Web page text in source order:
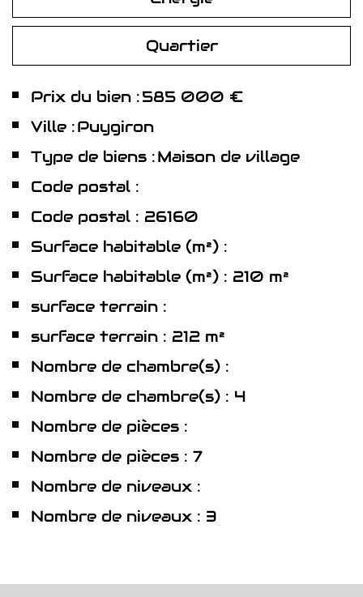
Quartier
Prix du bien :585 000 €
Ville :Puygiron
Type de biens :Maison de village
Code postal :
Code postal : 26160
Surface habitable (m²) :
Surface habitable (m²) : 210 m²
surface terrain :
surface terrain : 212 m²
Nombre de chambre(s) :
Nombre de chambre(s) : 4
Nombre de pièces :
Nombre de pièces : 7
Nombre de niveaux :
Nombre de niveaux : 3